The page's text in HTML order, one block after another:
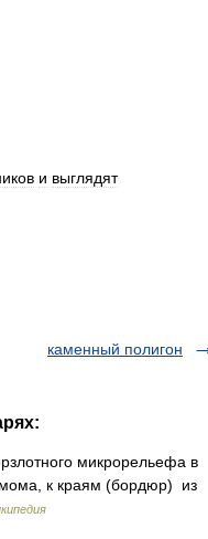
и выглядят
каменный полигон
микрорельефа в
к краям (бордюр) из